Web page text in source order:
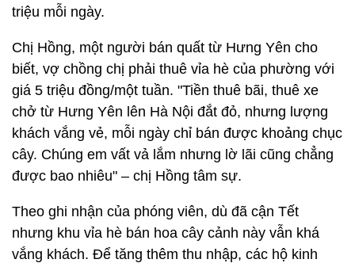
triệu mỗi ngày.
Chị Hồng, một người bán quất từ Hưng Yên cho
biết, vợ chồng chị phải thuê vỉa hè của phường với
giá 5 triệu đồng/một tuần. "Tiền thuê bãi, thuê xe
chở từ Hưng Yên lên Hà Nội đắt đỏ, nhưng lượng
khách vắng vẻ, mỗi ngày chỉ bán được khoảng chục
cây. Chúng em vất vả lắm nhưng lờ lãi cũng chẳng
được bao nhiêu" – chị Hồng tâm sự.
Theo ghi nhận của phóng viên, dù đã cận Tết
nhưng khu vỉa hè bán hoa cây cảnh này vẫn khá
vắng khách. Để tăng thêm thu nhập, các hộ kinh